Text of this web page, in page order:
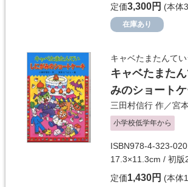
定価3,300円 (本体
在庫あり
キャベたまたんて
キャベたまた
みのショート
三田村信行 作／宮
小学校低学年から
ISBN978-4-323-
17.3×11.3cm / 初版
定価1,430円 (本体